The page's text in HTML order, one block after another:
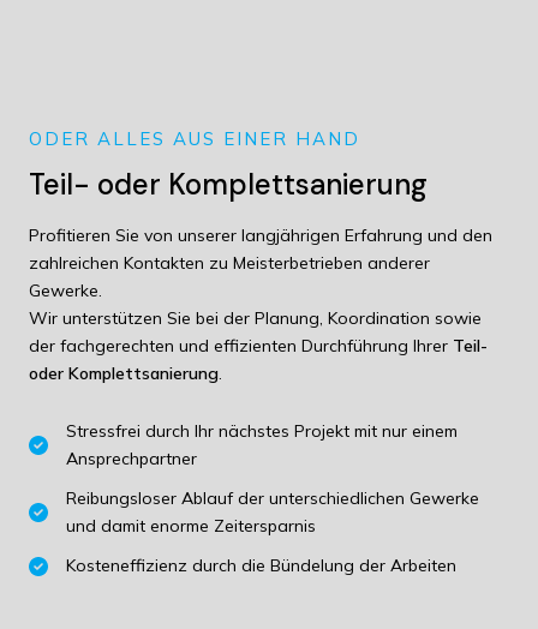
ODER ALLES AUS EINER HAND
Teil- oder Komplettsanierung
Profitieren Sie von unserer langjährigen Erfahrung und den
zahlreichen Kontakten zu Meisterbetrieben anderer
Gewerke.
Wir unterstützen Sie bei der Planung, Koordination sowie
der fachgerechten und effizienten Durchführung Ihrer Teil-
oder Komplettsanierung.
Stressfrei durch Ihr nächstes Projekt mit nur einem
Ansprechpartner
Reibungsloser Ablauf der unterschiedlichen Gewerke
und damit enorme Zeitersparnis
Kosteneffizienz durch die Bündelung der Arbeiten